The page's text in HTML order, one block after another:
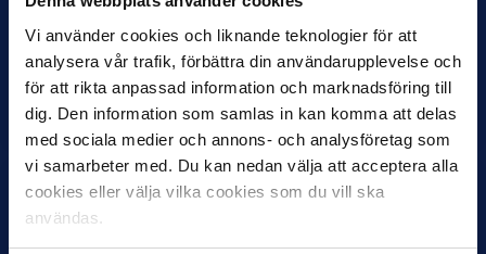
Vi använder cookies och liknande teknologier för att
analysera vår trafik, förbättra din användarupplevelse och
för att rikta anpassad information och marknadsföring till
dig. Den information som samlas in kan komma att delas
med sociala medier och annons- och analysföretag som
vi samarbeter med. Du kan nedan välja att acceptera alla
cookies eller välja vilka cookies som du vill ska
användas.
27 JULI
Joachim Björklund tar över IFK Göteborg
Under måndagseftermiddagen meddelade IFK Göteborg att
Stefan Billborns uppdrag som huvudtränare i herrlaget har
avslutats.…